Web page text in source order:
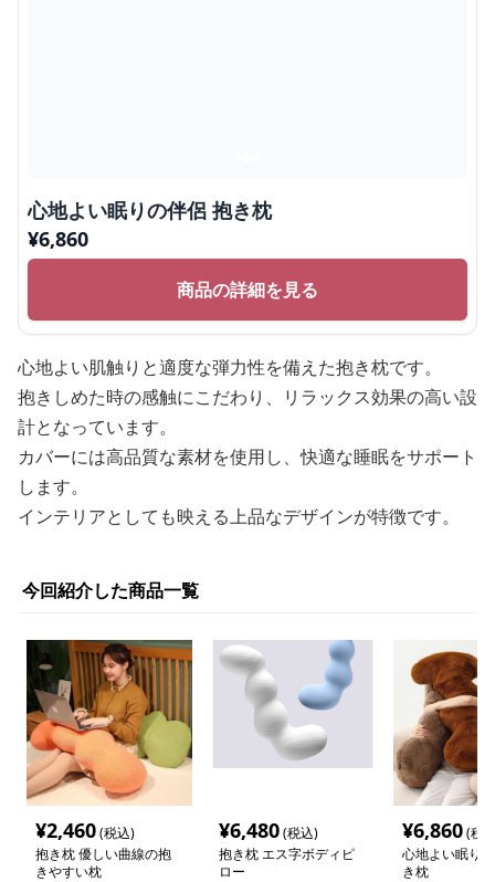
心地よい眠りの伴侶 抱き枕
¥6,860
商品の詳細を見る
心地よい肌触りと適度な弾力性を備えた抱き枕です。
抱きしめた時の感触にこだわり、リラックス効果の高い設
計となっています。
カバーには高品質な素材を使用し、快適な睡眠をサポート
します。
インテリアとしても映える上品なデザインが特徴です。
今回紹介した商品一覧
¥2,460(税込)
抱き枕 優しい曲線の抱
きやすい枕
¥6,480(税込)
抱き枕 エス字ボディピ
ロー
¥6,860(税
心地よい眠り
き枕